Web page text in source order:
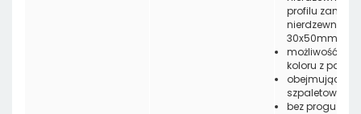
profilu
nierdzewnego
30x50mm
możliwość
koloru z palety
obejmująca
szpaletowa
bez progu